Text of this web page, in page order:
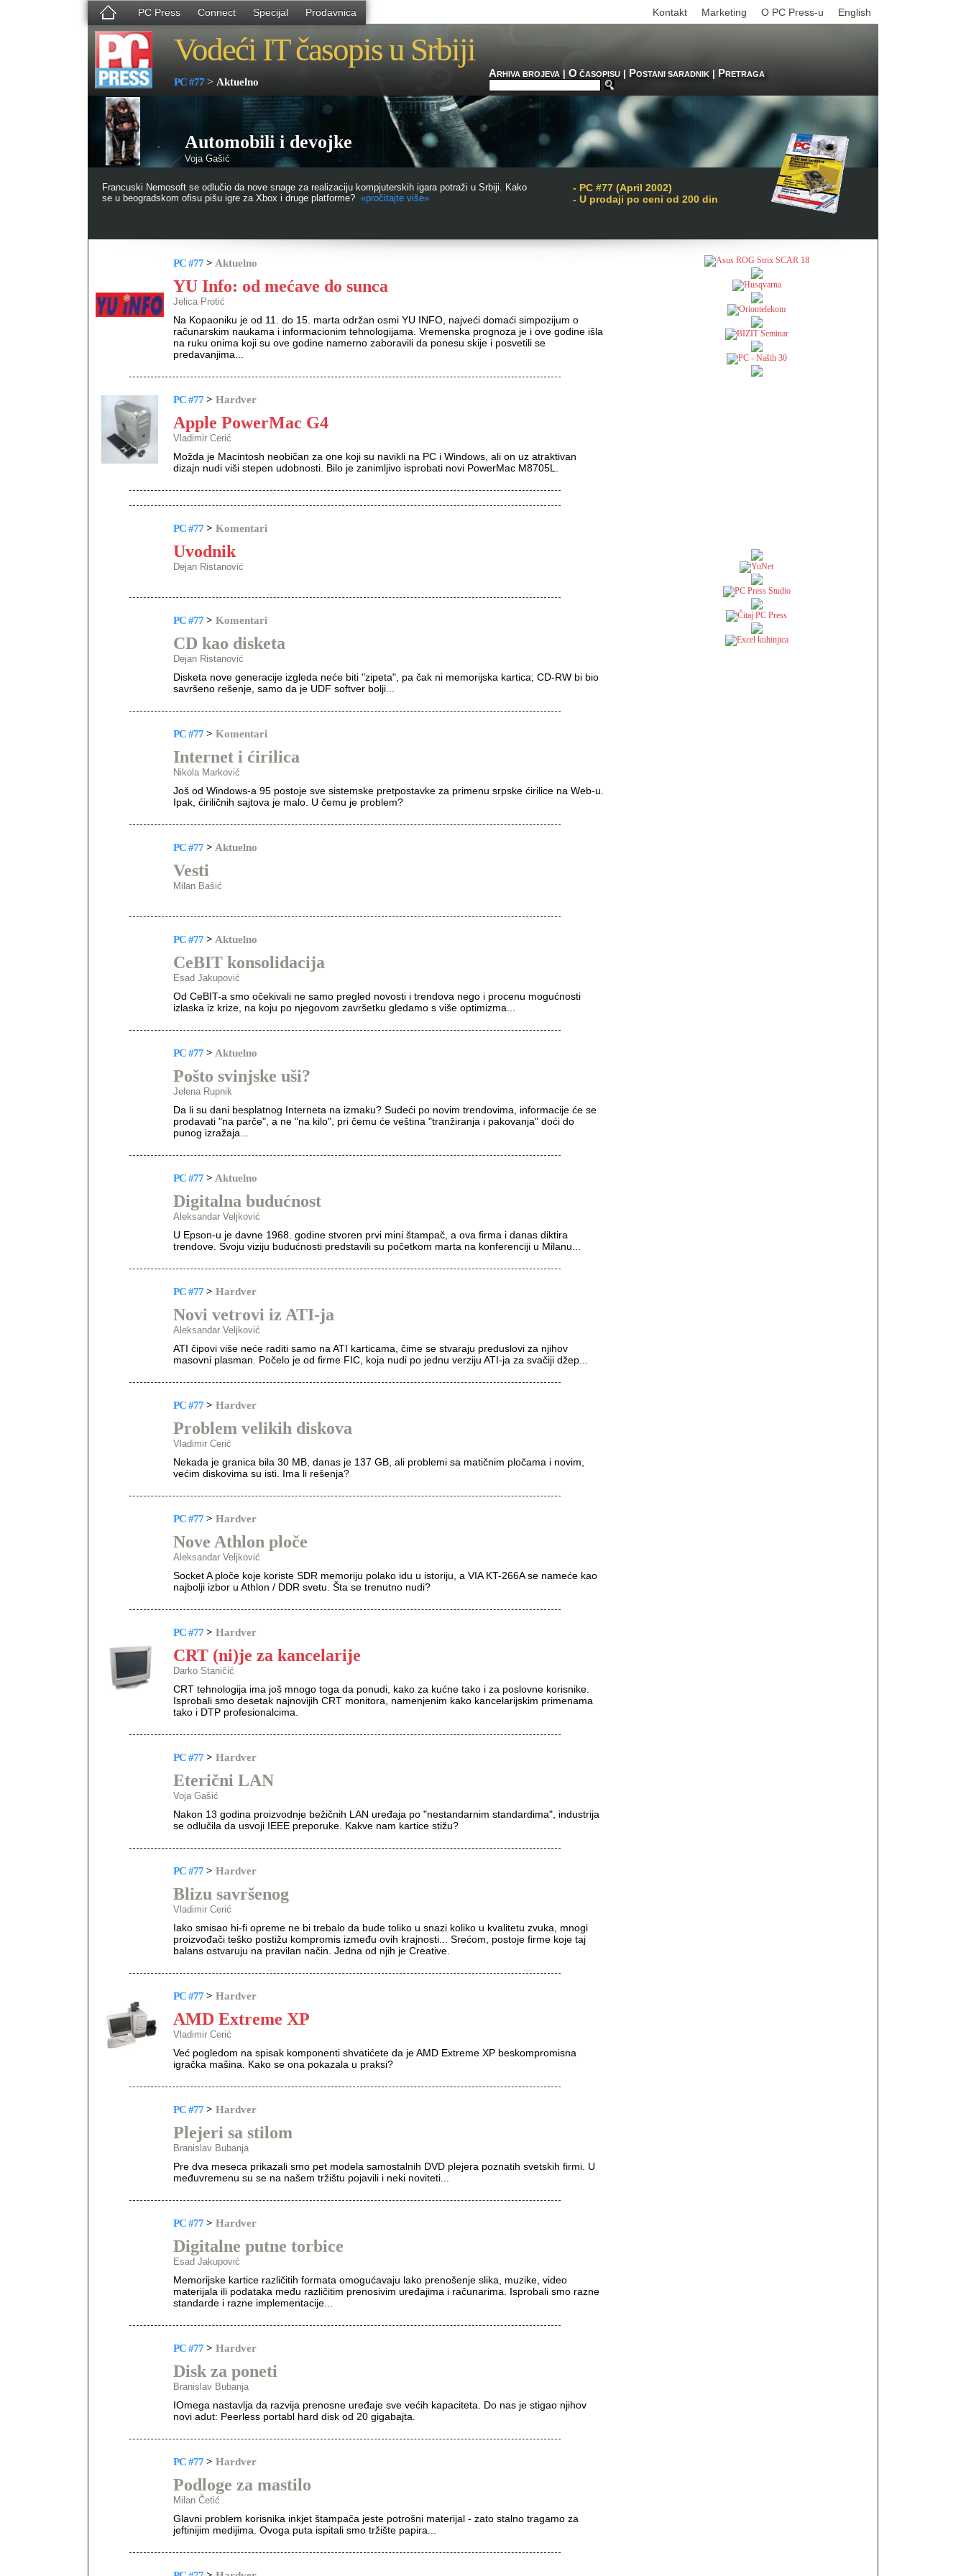
PC Press Connect Specijal Prodavnica English
O PC Press-u
Marketing
Kontakt
Vodeći IT časopis u Srbiji
PC #77> Aktuelno
ARHIVA BROJEVA| O ČASOPISU POSTANI SARADNIK| PRETRAGA
Automobili i devojke
Voja Gašić
Francuski Nemosoft se odlučio da nove snage za realizaciju kompjuterskih igara potraži u Srbiji. Kako
se u beogradskom ofisu pišu igre za Xbox i druge platforme? «pročitajte više»
- PC #77 (April 2002)
- U prodaji po ceni od 200 din
PC #77 > Aktuelno
YU Info: od mećave do sunca
Jelica Protić
Na Kopaoniku je od 11. do 15. marta održan osmi YU INFO, najveći domaći simpozijum o
računarskim naukama i informacionim tehnologijama. Vremenska prognoza je i ove godine išla
na ruku onima koji su ove godine namerno zaboravili da ponesu skije i posvetili se
predavanjima...
PC #77 > Hardver
Apple PowerMac G4
Vladimir Cerić
Možda je Macintosh neobičan za one koji su navikli na PC i Windows, ali on uz atraktivan
dizajn nudi viši stepen udobnosti. Bilo je zanimljivo isprobati novi PowerMac M8705L.
PC #77 > Komentari
Uvodnik
Dejan Ristanović
PC #77 > Komentari
CD kao disketa
Dejan Ristanović
Disketa nove generacije izgleda neće biti "zipeta", pa čak ni memorijska kartica; CD-RW bi bio
savršeno rešenje, samo da je UDF softver bolji...
PC #77 > Komentari
Internet i ćirilica
Nikola Marković
Još od Windows-a 95 postoje sve sistemske pretpostavke za primenu srpske ćirilice na Web-u.
Ipak, ćiriličnih sajtova je malo. U čemu je problem?
PC #77 > Aktuelno
Vesti
Milan Bašić
PC #77 > Aktuelno
CeBIT konsolidacija
Esad Jakupović
Od CeBIT-a smo očekivali ne samo pregled novosti i trendova nego i procenu mogućnosti
izlaska iz krize, na koju po njegovom završetku gledamo s više optimizma...
PC #77 > Aktuelno
Pošto svinjske uši?
Jelena Rupnik
Da li su dani besplatnog Interneta na izmaku? Sudeći po novim trendovima, informacije će se
prodavati "na parče", a ne "na kilo", pri čemu će veština "tranžiranja i pakovanja" doći do
punog izražaja...
PC #77 > Aktuelno
Digitalna budućnost
Aleksandar Veljković
U Epson-u je davne 1968. godine stvoren prvi mini štampač, a ova firma i danas diktira
trendove. Svoju viziju budućnosti predstavili su početkom marta na konferenciji u Milanu...
PC #77 > Hardver
Novi vetrovi iz ATI-ja
Aleksandar Veljković
ATI čipovi više neće raditi samo na ATI karticama, čime se stvaraju preduslovi za njihov
masovni plasman. Počelo je od firme FIC, koja nudi po jednu verziju ATI-ja za svačiji džep...
PC #77 > Hardver
Problem velikih diskova
Vladimir Cerić
Nekada je granica bila 30 MB, danas je 137 GB, ali problemi sa matičnim pločama i novim,
većim diskovima su isti. Ima li rešenja?
PC #77 > Hardver
Nove Athlon ploče
Aleksandar Veljković
Socket A ploče koje koriste SDR memoriju polako idu u istoriju, a VIA KT-266A se nameće kao
najbolji izbor u Athlon / DDR svetu. Šta se trenutno nudi?
PC #77 > Hardver
CRT (ni)je za kancelarije
Darko Staničić
CRT tehnologija ima još mnogo toga da ponudi, kako za kućne tako i za poslovne korisnike.
Isprobali smo desetak najnovijih CRT monitora, namenjenim kako kancelarijskim primenama
tako i DTP profesionalcima.
PC #77 > Hardver
Eterični LAN
Voja Gašić
Nakon 13 godina proizvodnje bežičnih LAN uređaja po "nestandarnim standardima", industrija
se odlučila da usvoji IEEE preporuke. Kakve nam kartice stižu?
PC #77 > Hardver
Blizu savršenog
Vladimir Cerić
Iako smisao hi-fi opreme ne bi trebalo da bude toliko u snazi koliko u kvalitetu zvuka, mnogi
proizvođači teško postižu kompromis između ovih krajnosti... Srećom, postoje firme koje taj
balans ostvaruju na pravilan način. Jedna od njih je Creative.
PC #77 > Hardver
AMD Extreme XP
Vladimir Cerić
Već pogledom na spisak komponenti shvatićete da je AMD Extreme XP beskompromisna
igračka mašina. Kako se ona pokazala u praksi?
PC #77 > Hardver
Plejeri sa stilom
Branislav Bubanja
Pre dva meseca prikazali smo pet modela samostalnih DVD plejera poznatih svetskih firmi. U
međuvremenu su se na našem tržištu pojavili i neki noviteti...
PC #77 > Hardver
Digitalne putne torbice
Esad Jakupović
Memorijske kartice različitih formata omogućavaju lako prenošenje slika, muzike, video
materijala ili podataka među različitim prenosivim uređajima i računarima. Isprobali smo razne
standarde i razne implementacije...
PC #77 > Hardver
Disk za poneti
Branislav Bubanja
IOmega nastavlja da razvija prenosne uređaje sve većih kapaciteta. Do nas je stigao njihov
novi adut: Peerless portabl hard disk od 20 gigabajta.
PC #77 > Hardver
Podloge za mastilo
Milan Četić
Glavni problem korisnika inkjet štampača jeste potrošni materijal - zato stalno tragamo za
jeftinijim medijima. Ovoga puta ispitali smo tržište papira...